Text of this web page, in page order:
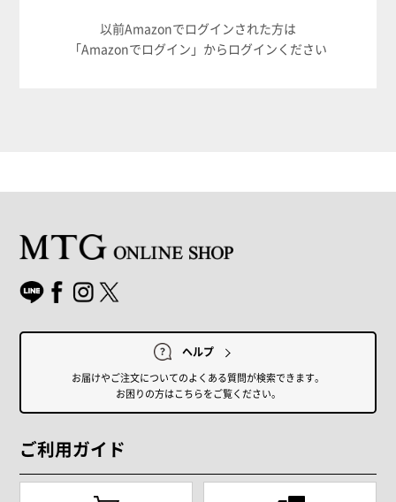
以前Amazonでログインされた方は
「Amazonでログイン」からログインください
ヘルプ
お届けやご注文についてのよくある質問が検索できます。
お困りの方はこちらをご覧ください。
ご利用ガイド